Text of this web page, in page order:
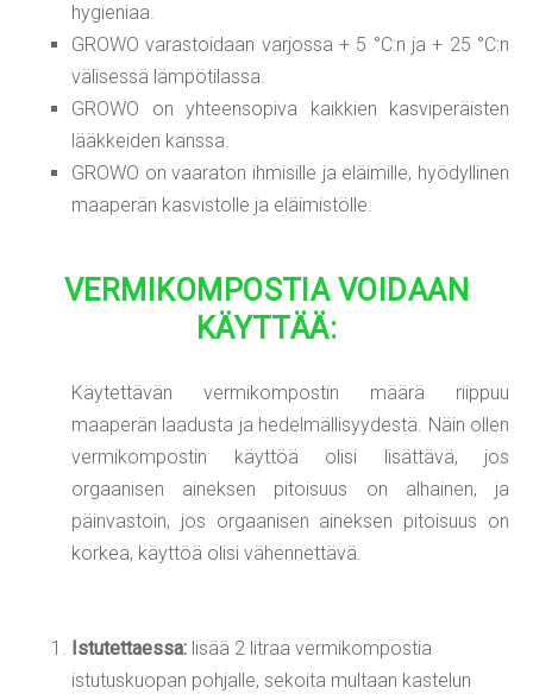
hygieniaa.
GROWO varastoidaan varjossa + 5 °C:n ja + 25 °C:n
välisessä lämpötilassa.
GROWO on yhteensopiva kaikkien kasviperäisten
lääkkeiden kanssa.
GROWO on vaaraton ihmisille ja eläimille, hyödyllinen
maaperän kasvistolle ja eläimistölle.
VERMIKOMPOSTIA VOIDAAN
KÄYTTÄÄ:
Käytettävän vermikompostin määrä riippuu
maaperän laadusta ja hedelmällisyydestä. Näin ollen
vermikompostin käyttöä olisi lisättävä, jos
orgaanisen aineksen pitoisuus on alhainen, ja
päinvastoin, jos orgaanisen aineksen pitoisuus on
korkea, käyttöä olisi vähennettävä.
Istutettaessa: lisää 2 litraa vermikompostia
istutuskuopan pohjalle, sekoita multaan kastelun